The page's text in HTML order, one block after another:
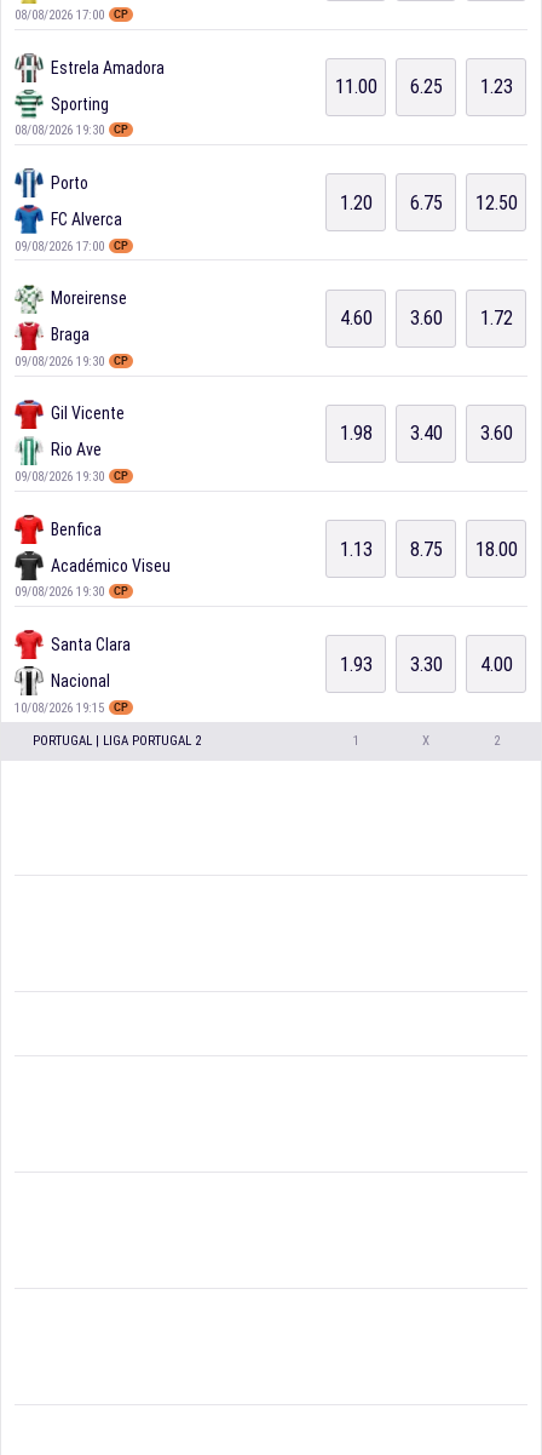
08/08/2026 17:00 CP
Estrela Amadora
Sporting
08/08/2026 19:30 CP
11.00 6.25 1.23
Porto
FC Alverca
09/08/2026 17:00 CP
1.20 6.75 12.50
Moreirense
Braga
09/08/2026 19:30 CP
4.60 3.60 1.72
Gil Vicente
Rio Ave
09/08/2026 19:30 CP
1.98 3.40 3.60
Benfica
Académico Viseu
09/08/2026 19:30 CP
1.13 8.75 18.00
Santa Clara
Nacional
10/08/2026 19:15 CP
1.93 3.30 4.00
PORTUGAL | LIGA PORTUGAL 2 1 X 2